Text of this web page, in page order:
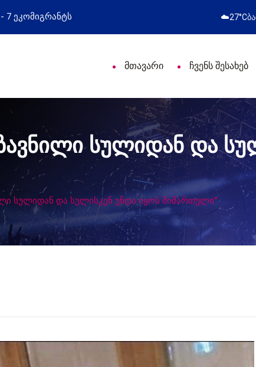
პროფესიული დღე მიულოცა ☁️27°C
მთავარი ჩვენს შესახებ
სულიდან და
სულიდან და სულისკენ უნდა იყოს მიმართული”